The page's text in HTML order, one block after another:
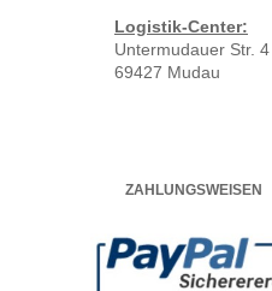
Logistik-Center:
Untermudauer Str. 4
69427 Mudau
ZAHLUNGSWEISEN